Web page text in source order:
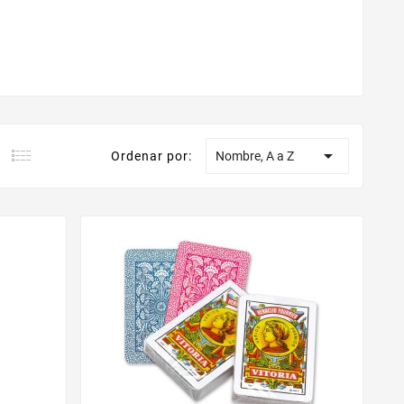
Ordenar por: Nombre, A a Z 